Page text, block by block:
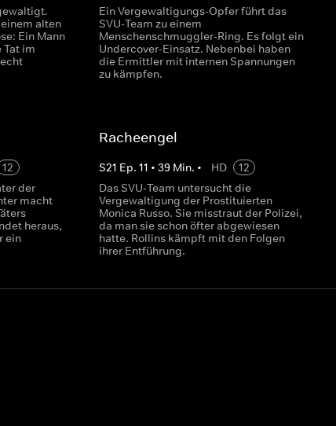
einem alten
Ein Mann
Tat im
Ein Vergewaltigungs-Opfer führt das
SVU-Team zu einem
Menschenschmuggler-Ring. Es folgt ein
Undercover-Einsatz. Nebenbei haben
die Ermittler mit internen Spannungen
zu kämpfen.
12
der
macht
heraus,
ein
Racheengel
S21 Ep. 11 • 39Min. • HD
12
Das SVU-Team untersucht die
Vergewaltigung der Prostituierten
Monica Russo. Sie misstraut der Polizei,
da man sie schon öfter abgewiesen
hatte. Rollins kämpft mit den Folgen
ihrer Entführung.